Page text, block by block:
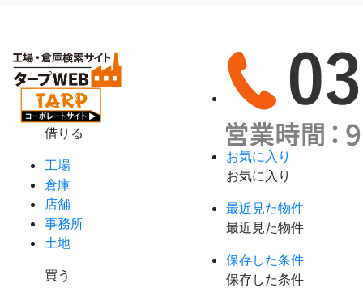
借りる
工場
倉庫
店舗
事務所
土地
買う
お気に入り
お気に入り
最近見た物件
最近見た物件
保存した条件
保存した条件